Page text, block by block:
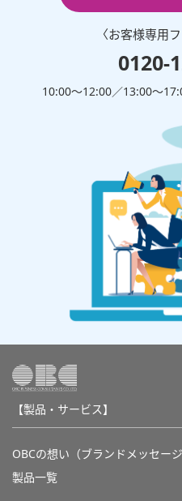
〈お客様専⽤
0120-
10:00～12:00∕13:00～
【製品・サービス】
OBCの想い（ブランドメッセージ
製品一覧